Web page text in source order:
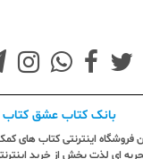
بانک کتاب عشق کتاب
فروشگاه اینترنتی کتاب های
ای لذت بخش از خرید